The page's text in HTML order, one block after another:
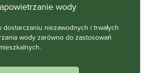
wody
niezawodnych i trwałych
wody zarówno do zastosowań